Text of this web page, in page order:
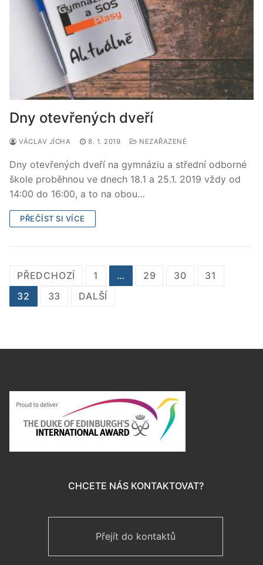
Dny otevřených dveří
VÁCLAV JÍCHA 8. 1. 2019 NEZAŘAZENÉ
Dny otevřených dveří na gymnáziu a střední odborné
škole proběhnou ve dnech 18.1 a 25.1. 2019 vždy od
14:00 do 16:00, a to na obou…
PŘEČÍST SI VÍCE
Stránkování
příspěvků
PŘEDCHOZÍ 1 … 29 30
31
32
33 DALŠÍ
CHCETE NÁS KONTAKTOVAT?
Přejít do kontaktů